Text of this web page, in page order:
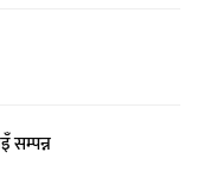
सम्पन्न